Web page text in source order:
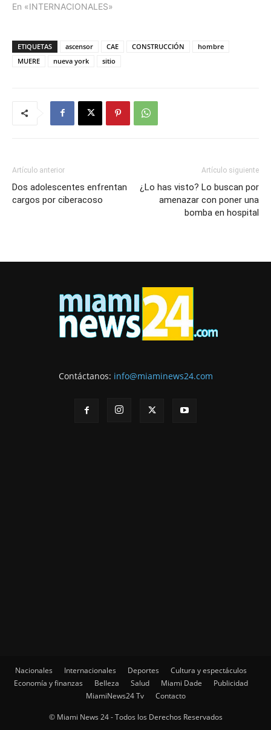
En «INTERNACIONALES»
ETIQUETAS ascensor CAE CONSTRUCCIÓN
hombre
MUERE
nueva york sitio
Artículo anterior
Dos adolescentes enfrentan
cargos por ciberacoso
Artículo siguiente
¿Lo has visto? Lo buscan por
amenazar con poner una
bomba en hospital
Contáctanos: info@miaminews24.com
Nacionales Internacionales Deportes
Cultura y espectáculos
Economía y finanzas
Belleza Salud Miami Dade
Publicidad
MiamiNews24 Tv
Contacto
© Miami News 24 - Todos los Derechos Reservados